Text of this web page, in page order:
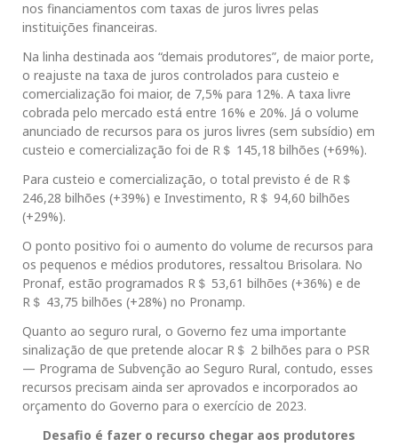
nos financiamentos com taxas de juros livres pelas
instituições financeiras.
Na linha destinada aos “demais produtores”, de maior porte,
o reajuste na taxa de juros controlados para custeio e
comercialização foi maior, de 7,5% para 12%. A taxa livre
cobrada pelo mercado está entre 16% e 20%. Já o volume
anunciado de recursos para os juros livres (sem subsídio) em
custeio e comercialização foi de R＄ 145,18 bilhões (+69%).
Para custeio e comercialização, o total previsto é de R＄
246,28 bilhões (+39%) e Investimento, R＄ 94,60 bilhões
(+29%).
O ponto positivo foi o aumento do volume de recursos para
os pequenos e médios produtores, ressaltou Brisolara. No
Pronaf, estão programados R＄ 53,61 bilhões (+36%) e de
R＄ 43,75 bilhões (+28%) no Pronamp.
Quanto ao seguro rural, o Governo fez uma importante
sinalização de que pretende alocar R＄ 2 bilhões para o PSR
— Programa de Subvenção ao Seguro Rural, contudo, esses
recursos precisam ainda ser aprovados e incorporados ao
orçamento do Governo para o exercício de 2023.
Desafio é fazer o recurso chegar aos produtores